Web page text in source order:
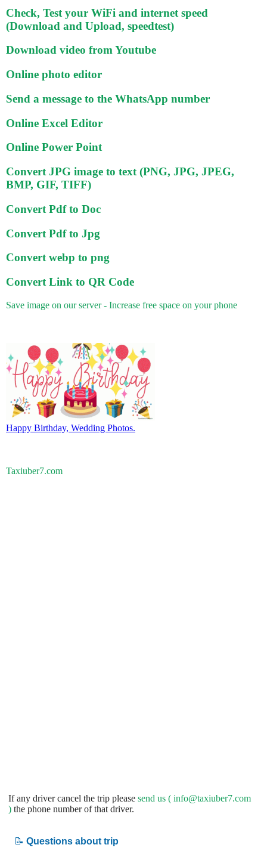
Check, Test your WiFi and internet speed
(Download and Upload, speedtest)
Download video from Youtube
Online photo editor
Send a message to the WhatsApp number
Online Excel Editor
Online Power Point
Convert JPG image to text (PNG, JPG, JPEG,
BMP, GIF, TIFF)
Convert Pdf to Doc
Convert Pdf to Jpg
Convert webp to png
Convert Link to QR Code
Save image on our server - Increase free space on your phone
Happy Birthday, Wedding Photos.
Taxiuber7.com
If any driver cancel the trip please send us ( info@taxiuber7.com
) the phone number of that driver.
📝 Questions about trip